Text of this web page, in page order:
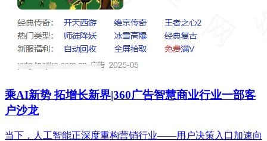
乘AI新势 拓增长新界|360广告智慧商业行业一部客
户沙龙
当下，人工智能正深度重构营销行业——用户决策入口加速向